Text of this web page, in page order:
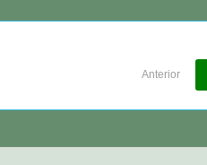
Anterior